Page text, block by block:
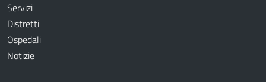
Servizi
Distretti
Ospedali
Notizie